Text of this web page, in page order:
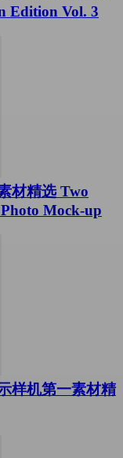
Edition Vol. 3
材精选 Two
Mock-up
样机第一素材精